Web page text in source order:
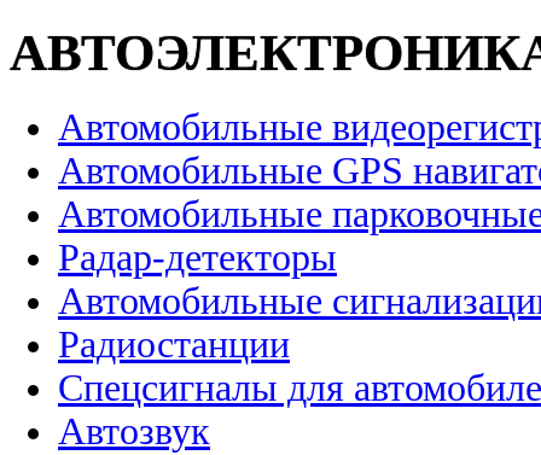
Автомобильные
Автомобильные GPS
Автомобильные
Радар-детекторы
Автомобильные
Радиостанции
Спецсигналы для
Автозвук